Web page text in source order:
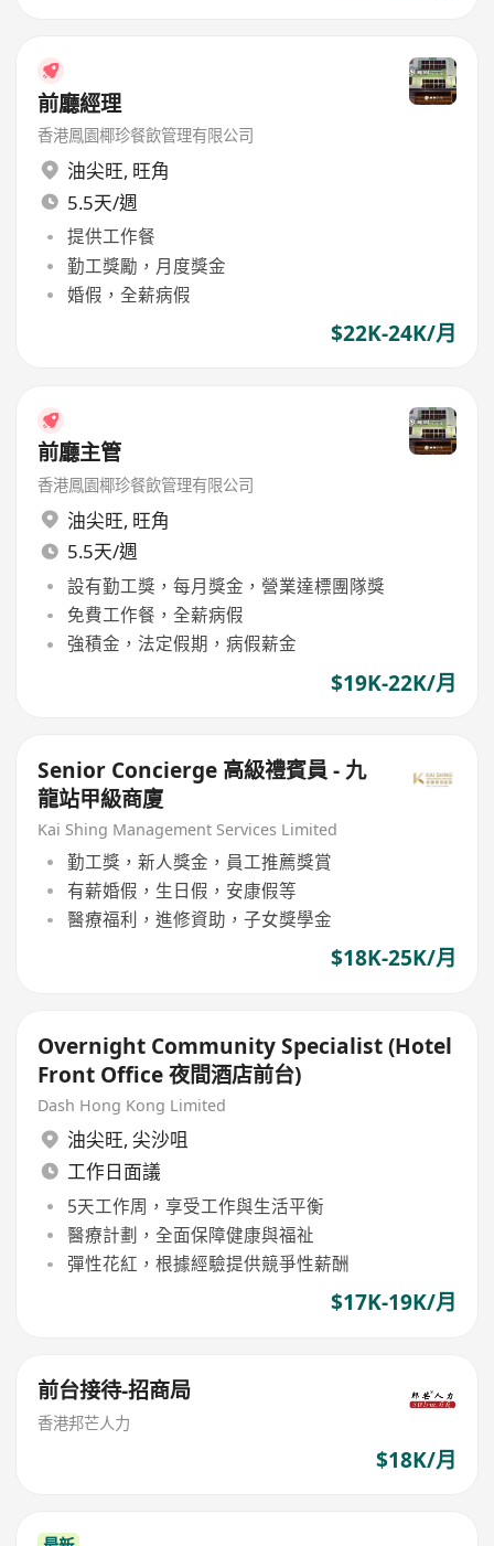
前廳經理
香港鳳園椰珍餐飲管理有限公司
油尖旺, 旺角
5.5天/週
提供工作餐
勤工獎勵，月度獎金
婚假，全薪病假
$22K-24K/月
前廳主管
香港鳳園椰珍餐飲管理有限公司
油尖旺, 旺角
5.5天/週
設有勤工獎，每月獎金，營業達標團隊獎
免費工作餐，全薪病假
強積金，法定假期，病假薪金
$19K-22K/月
Senior Concierge 高級禮賓員 - 九
龍站甲級商廈
Kai Shing Management Services Limited
勤工獎，新人獎金，員工推薦獎賞
有薪婚假，生日假，安康假等
醫療福利，進修資助，子女獎學金
$18K-25K/月
Overnight Community Specialist (Hotel
Front Office 夜間酒店前台)
Dash Hong Kong Limited
油尖旺, 尖沙咀
工作日面議
5天工作周，享受工作與生活平衡
醫療計劃，全面保障健康與福祉
彈性花紅，根據經驗提供競爭性薪酬
$17K-19K/月
前台接待-招商局
香港邦芒人力
$18K/月